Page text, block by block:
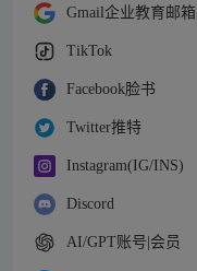
Gmail企业教育邮箱
TikTok
Facebook脸书
Twitter推特
Instagram(IG/INS)
Discord
AI/GPT账号|会员